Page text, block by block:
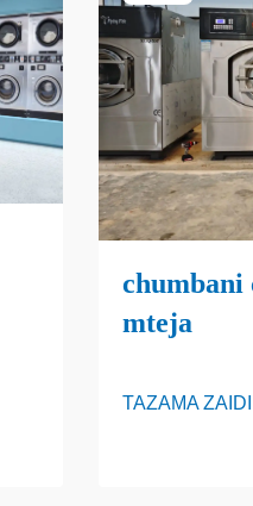
chumbani
mteja
TAZAMA ZAIDI